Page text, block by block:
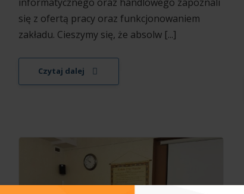
się z ofertą pracy oraz funkcjonowaniem
zakładu. Cieszymy się, że absolw [...]
Czytaj dalej